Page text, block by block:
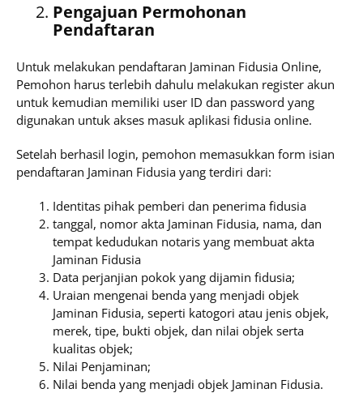
Pengajuan Permohonan
Pendaftaran
Untuk melakukan pendaftaran Jaminan Fidusia Online,
Pemohon harus terlebih dahulu melakukan register akun
untuk kemudian memiliki user ID dan password yang
digunakan untuk akses masuk aplikasi fidusia online.
Setelah berhasil login, pemohon memasukkan form isian
pendaftaran Jaminan Fidusia yang terdiri dari:
Identitas pihak pemberi dan penerima fidusia
tanggal, nomor akta Jaminan Fidusia, nama, dan
tempat kedudukan notaris yang membuat akta
Jaminan Fidusia
Data perjanjian pokok yang dijamin fidusia;
Uraian mengenai benda yang menjadi objek
Jaminan Fidusia, seperti katogori atau jenis objek,
merek, tipe, bukti objek, dan nilai objek serta
kualitas objek;
Nilai Penjaminan;
Nilai benda yang menjadi objek Jaminan Fidusia.